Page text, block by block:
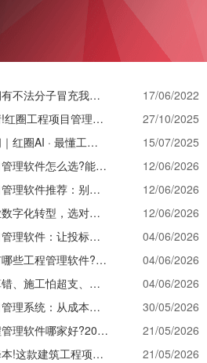
关于近期有不法分子冒充我公司实施诈骗活动的公示函
17/06/2022
立即申请!红圈工程项目管理系统免费试用重磅开启，亲身体验智慧管理新篇章!
27/10/2025
红圈新闻｜红圈AI · 最懂工程：用智能引擎重塑工程管理新范式
15/07/2025
工程项目管理软件怎么选?能同时管住资金、成本、进度的才靠谱
12/06/2026
工程项目管理软件推荐：别等年底才知道亏了!这套系统让每一分钱都有迹可循
12/06/2026
施工企业数字化转型，选对工具比盲目上系统更重要
12/06/2026
光伏项目管理软件：让投标管理跑在竞争前面
04/06/2026
市面上有哪些工程管理软件?2026年八大主流工具深度盘点
04/06/2026
投标怕算错、施工怕超支、结算怕扯皮?这款施工成本管理系统一招全解决
04/06/2026
光伏项目管理系统：从成本失控到利润可控，老板只需做对一步
30/05/2026
市政工程管理软件哪家好?2026年精细化管理工具选型全攻略
21/05/2026
全周期降本!这款建筑工程项目管理系统，从投标测算一路控到竣工结算
21/05/2026